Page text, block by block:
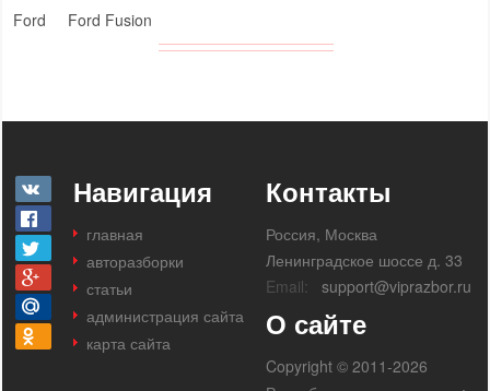
Ford Ford Fusion
Навигация
главная
авторазборки
статьи
администрация сайта
карта сайта
Контакты
Россия, Москва
Ленинградское шоссе д. 33
Email:
support@viprazbor.ru
О сайте
Copyright © 2011-2026